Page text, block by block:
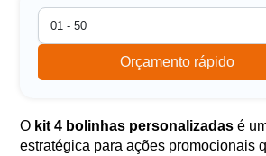
Orçamento rápido
O kit 4 bolinhas personalizadas é
estratégica para ações promocionais